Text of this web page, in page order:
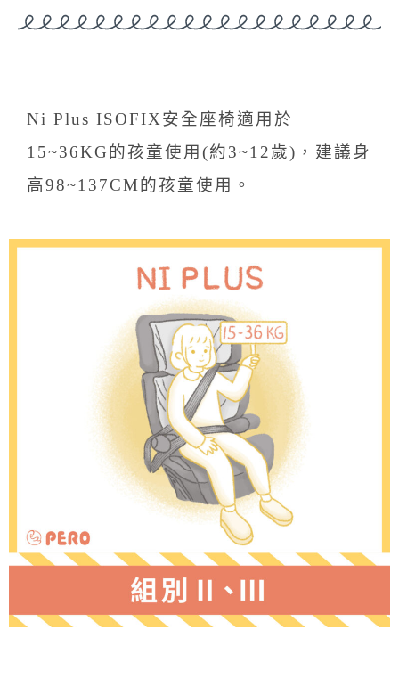
Ni Plus ISOFIX安全座椅適用於
15~36KG的孩童使用(約3~12歲)，建議身
高98~137CM的孩童使用。